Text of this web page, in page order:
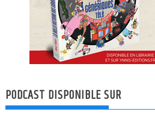
PODCAST DISPONIBLE SUR